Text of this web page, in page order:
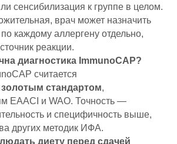
сенсибилизация к группе в целом.
врач может назначить
каждому аллергену отдельно,
реакции.
диагностика ImmunoCAP?
считается
золотым стандартом,
EAACI и WAO. Точность —
и специфичность выше,
других методик ИФА.
диету перед сдачей